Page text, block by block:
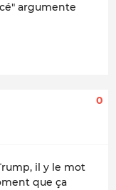
argumente
0
il y le mot
que ça